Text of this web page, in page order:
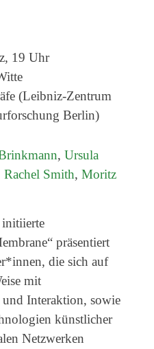
19 Uhr
(Leibniz-Zentrum
Berlin)
, Ursula
Rachel Smith, Moritz
präsentiert
die sich auf
mit
Interaktion, sowie
künstlicher
Netzwerken